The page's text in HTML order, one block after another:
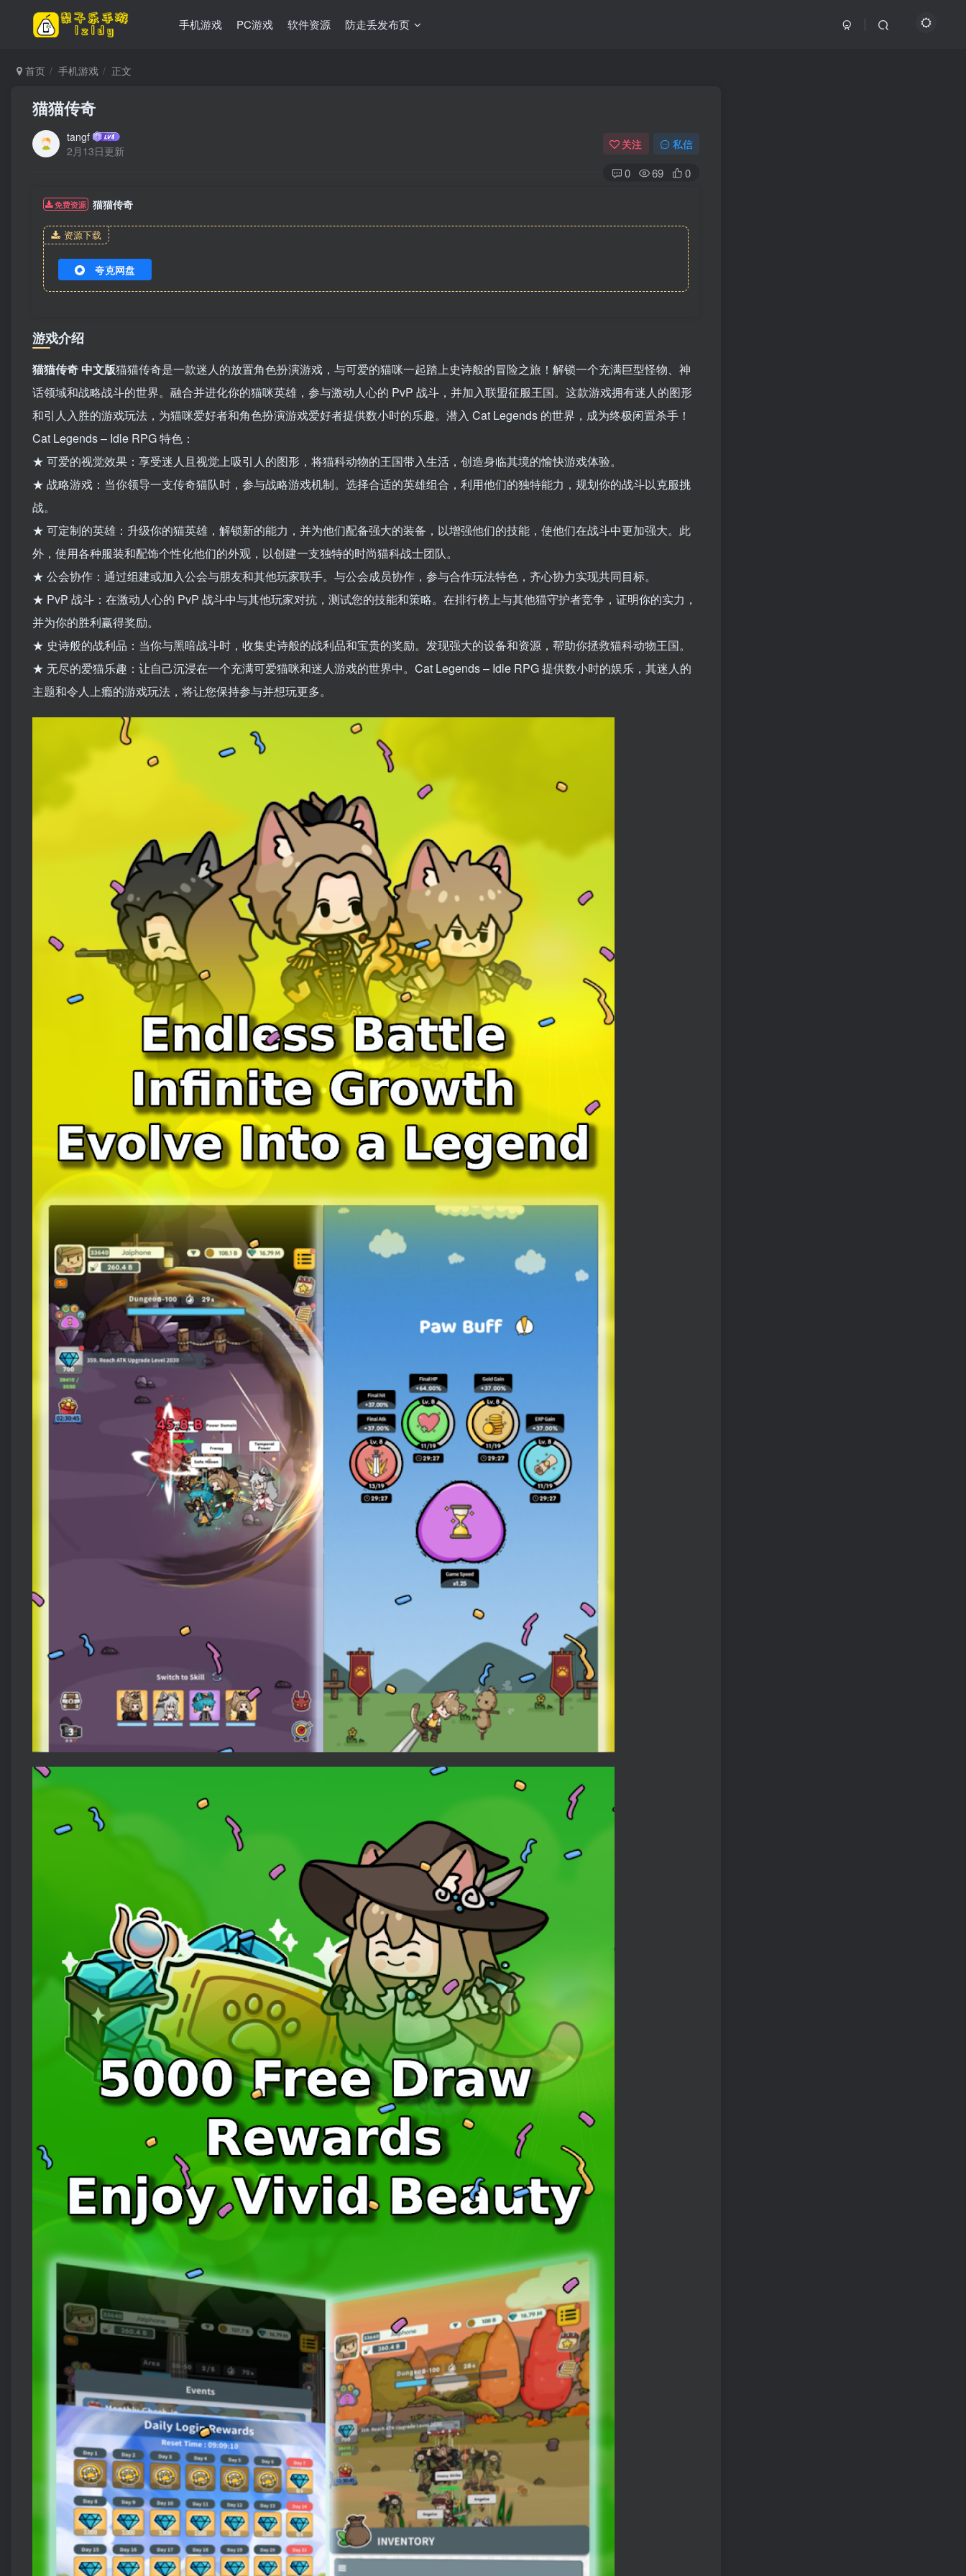
手机游戏 PC游戏 软件资源 防走丢发布页
首页 手机游戏 正文
猫猫传奇
tangf
2月13日更新
关注 私信
0 69 0
免费资源 猫猫传奇
资源下载
夸克网盘
游戏介绍
猫猫传奇 中文版猫猫传奇是一款迷人的放置角色扮演游戏，与可爱的猫咪一起踏上史诗般的冒险之旅！解锁一个充满巨型怪物、神
话领域和战略战斗的世界。融合并进化你的猫咪英雄，参与激动人心的 PvP 战斗，并加入联盟征服王国。这款游戏拥有迷人的图形
和引人入胜的游戏玩法，为猫咪爱好者和角色扮演游戏爱好者提供数小时的乐趣。潜入 Cat Legends 的世界，成为终极闲置杀手！
Cat Legends – Idle RPG 特色：
★ 可爱的视觉效果：享受迷人且视觉上吸引人的图形，将猫科动物的王国带入生活，创造身临其境的愉快游戏体验。
★ 战略游戏：当你领导一支传奇猫队时，参与战略游戏机制。选择合适的英雄组合，利用他们的独特能力，规划你的战斗以克服挑
战。
★ 可定制的英雄：升级你的猫英雄，解锁新的能力，并为他们配备强大的装备，以增强他们的技能，使他们在战斗中更加强大。此
外，使用各种服装和配饰个性化他们的外观，以创建一支独特的时尚猫科战士团队。
★ 公会协作：通过组建或加入公会与朋友和其他玩家联手。与公会成员协作，参与合作玩法特色，齐心协力实现共同目标。
★ PvP 战斗：在激动人心的 PvP 战斗中与其他玩家对抗，测试您的技能和策略。在排行榜上与其他猫守护者竞争，证明你的实力，
并为你的胜利赢得奖励。
★ 史诗般的战利品：当你与黑暗战斗时，收集史诗般的战利品和宝贵的奖励。发现强大的设备和资源，帮助你拯救猫科动物王国。
★ 无尽的爱猫乐趣：让自己沉浸在一个充满可爱猫咪和迷人游戏的世界中。Cat Legends – Idle RPG 提供数小时的娱乐，其迷人的
主题和令人上瘾的游戏玩法，将让您保持参与并想玩更多。